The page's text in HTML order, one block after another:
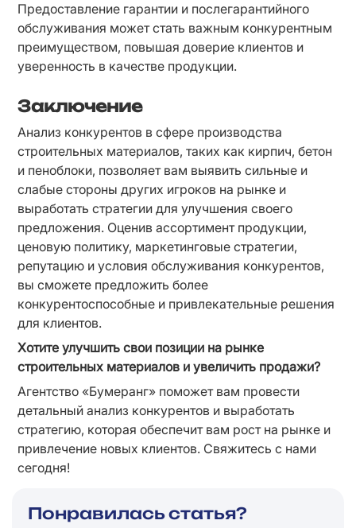
Предоставление гарантии и послегарантийного
обслуживания может стать важным конкурентным
преимуществом, повышая доверие клиентов и
уверенность в качестве продукции.
Заключение
Анализ конкурентов в сфере производства
строительных материалов, таких как кирпич, бетон
и пеноблоки, позволяет вам выявить сильные и
слабые стороны других игроков на рынке и
выработать стратегии для улучшения своего
предложения. Оценив ассортимент продукции,
ценовую политику, маркетинговые стратегии,
репутацию и условия обслуживания конкурентов,
вы сможете предложить более
конкурентоспособные и привлекательные решения
для клиентов.
Хотите улучшить свои позиции на рынке
строительных материалов и увеличить продажи?
Агентство «Бумеранг» поможет вам провести
детальный анализ конкурентов и выработать
стратегию, которая обеспечит вам рост на рынке и
привлечение новых клиентов. Свяжитесь с нами
сегодня!
Понравилась статья?